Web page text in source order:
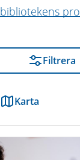
bibliotekens
Filtrera
Karta